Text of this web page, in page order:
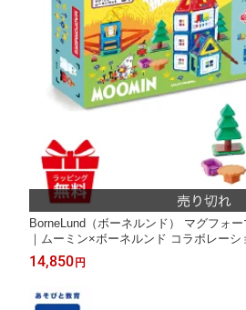
BorneLund（ボーネルンド） マグフォ
｜ムーミン×ボーネルンド コラボレーシ
幾何形ブロック ブロック リトルミイ フ
14,850 円